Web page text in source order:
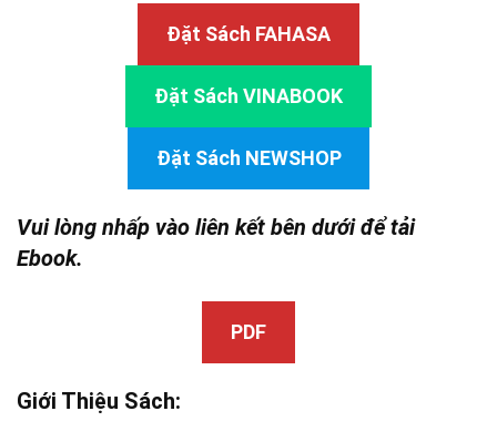
Đặt Sách FAHASA
Đặt Sách VINABOOK
Đặt Sách NEWSHOP
Vui lòng nhấp vào liên kết bên dưới để tải
Ebook.
PDF
Giới Thiệu Sách: